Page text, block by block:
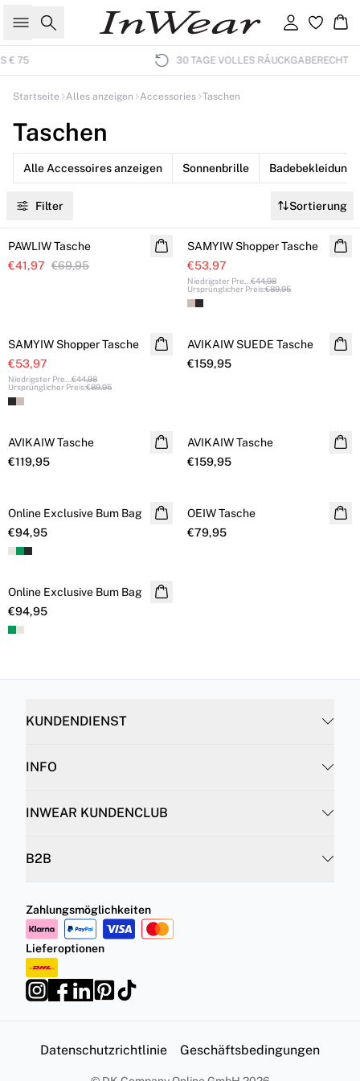
Suche Einloggen
30 TAGE VOLLES RÅUCKGABERECHT
Startseite Alles anzeigen Accessories Taschen
Taschen
Alle Accessoires anzeigen Sonnenbrille Badebekleidung
Filter Sortierung
SALE
PAWLIW Tasche
€41,97 €69,95
SAMYIW Shopper Tasche
€53,97
Niedrigster Pre
€44,98
Ursprünglicher Preis:€89,95
SAMYIW Shopper Tasche
€53,97
Niedrigster Pre
€44,98
Ursprünglicher Preis:€89,95
NEUHEITEN
AVIKAIW SUEDE Tasche
€159,95
NEUHEITEN
AVIKAIW Tasche
€119,95
NEUHEITEN
AVIKAIW Tasche
€159,95
Online Exclusive
Online Exclusive Bum Bag
€94,95
Online Exclusive
OEIW Tasche
€79,95
Online Exclusive
Online Exclusive Bum Bag
€94,95
KUNDENDIENST
INFO
INWEAR KUNDENCLUB
B2B
Zahlungsmöglichkeiten
Lieferoptionen
Datenschutzrichtlinie Geschäftsbedingungen